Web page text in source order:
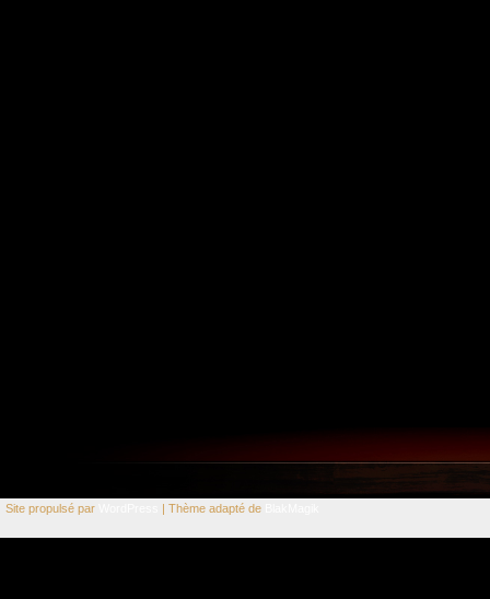
Site propulsé par | Thème adapté de